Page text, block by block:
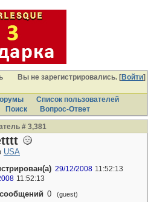
Вы не зарегистрировались. [Войти]
Список пользователей
Поиcк Вопрос-Ответ
# 3,381
USA
29/12/2008 11:52:13
11:52:13
0 (guest)